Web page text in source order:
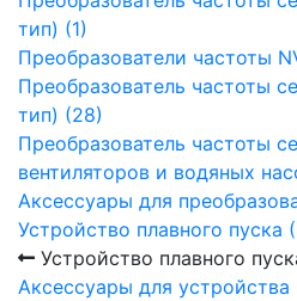
тип) (1)
Преобразователи частоты
Преобразователь частоты
тип) (28)
Преобразователь частоты
вентиляторов и водяных
Аксессуары для
Устройство плавного пуска
Устройство плавного
Аксессуары для устройства